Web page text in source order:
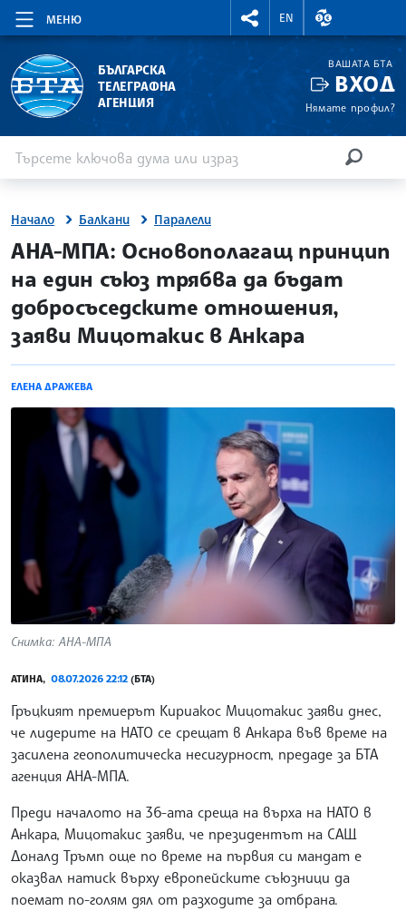
МЕНЮ
RIGHTMENU.SOCIAL
EN
ВАЛУТНИ
БЪЛГАРСКА
ТЕЛЕГРАФНА
АГЕНЦИЯ
ВАШАТА БТА
ВХОД
Нямате профил?
Начало Балкани Паралели
site.bta
АНА-МПА: Основополагащ принцип
на един съюз трябва да бъдат
добросъседските отношения,
заяви Мицотакис в Анкара
ЕЛЕНА ДРАЖЕВА
Снимка: АНА-МПА
АТИНА, 08.07.2026 22:12 (БТА)
Гръцкият премиерът Кириакос Мицотакис заяви днес,
че лидерите на НАТО се срещат в Анкара във време на
засилена геополитическа несигурност, предаде за БТА
агенция АНА-МПА.
Преди началото на 36-ата среща на върха на НАТО в
Анкара, Мицотакис заяви, че президентът на САЩ
Доналд Тръмп още по време на първия си мандат е
оказвал натиск върху европейските съюзници да
поемат по-голям дял от разходите за отбрана.